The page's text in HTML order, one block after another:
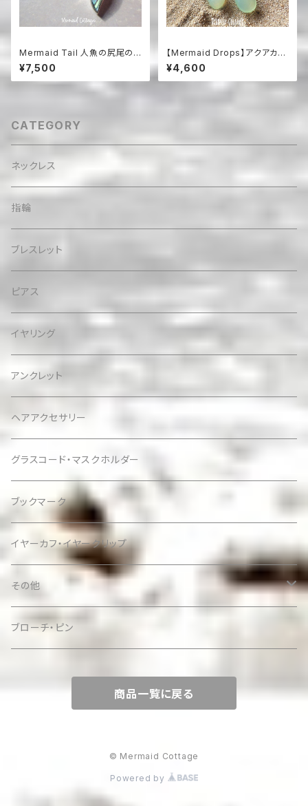
Mermaid Tail 人魚の尻尾の
革紐ハワイアンネックレス パウ
アシェル＆シルバー925
¥7,500
【Mermaid Drops】アクアカル
セドニーのマーメイドイヤリング
¥4,600
CATEGORY
ネックレス
指輪
ブレスレット
ピアス
イヤリング
アンクレット
ヘアアクセサリー
グラスコード・マスクホルダー
ブックマーク
イヤーカフ・イヤークリップ
その他
ケース
ブローチ・ピン
商品一覧に戻る
© Mermaid Cottage
Powered by